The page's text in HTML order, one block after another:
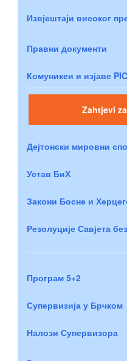
Извјештаји високог
Правни документи
Комуникеи и изјаве
Zahtjevi
Дејтонски мировни
Устав БиХ
Закони Босне и
Резолуције Савјета
Програм 5+2
Супервизија у Брчком
Налози Супервизора